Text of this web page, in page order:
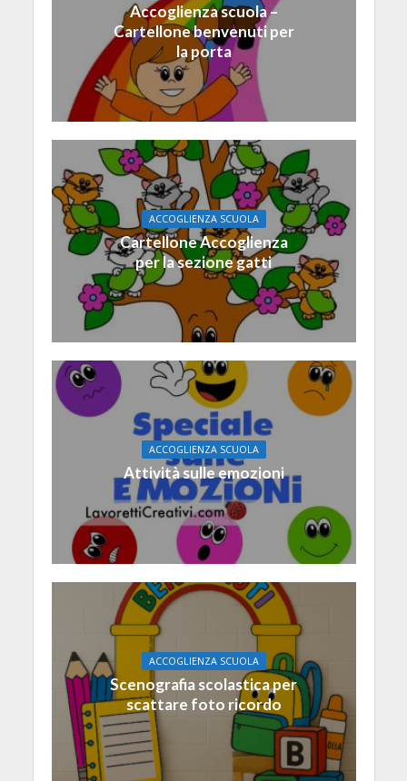
Accoglienza scuola –
Cartellone benvenuti per
la porta
ACCOGLIENZA SCUOLA
Cartellone Accoglienza
per la sezione gatti
ACCOGLIENZA SCUOLA
Attività sulle emozioni
ACCOGLIENZA SCUOLA
Scenografia scolastica per
scattare foto ricordo